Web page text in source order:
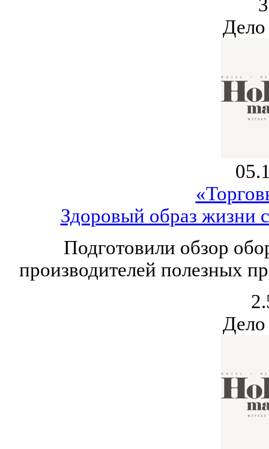
Дело
Здоровый образ жизни
Подготовили обзор
производителей полезных
Дело